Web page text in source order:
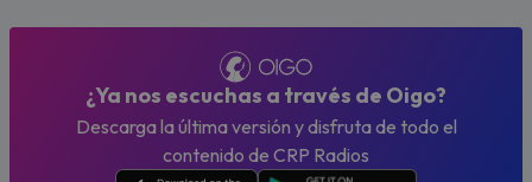
¿Ya nos escuchas a través de Oigo?
Descarga la última versión y disfruta de todo el
contenido de CRP Radios